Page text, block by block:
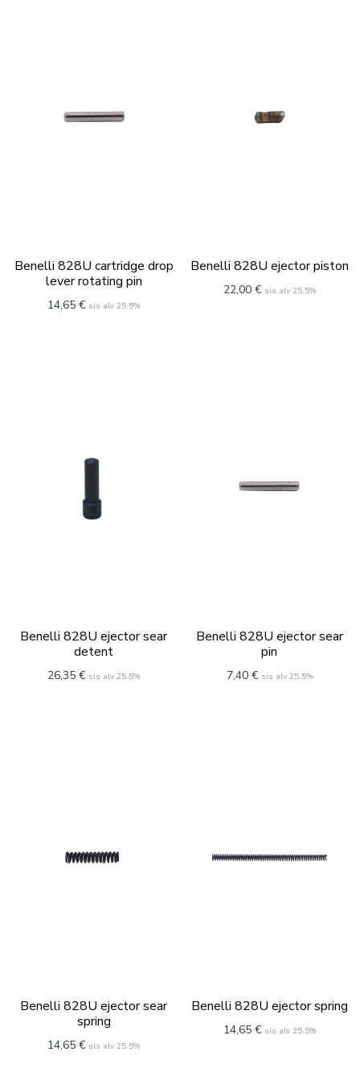
Benelli 828U cartridge drop
lever rotating pin
14,65€ sis alv 25.5%
Benelli 828U ejector piston
22,00 € sis alv 25.5%
Benelli 828U ejector sear
detent
26,35€ sis alv 25.5%
Benelli 828U ejector sear
pin
7,40 € sis alv 25.5%
Benelli 828U ejector sear
spring
14,65€ sis alv 25.5%
Benelli 828U ejector spring
14,65 € sis alv 25.5%